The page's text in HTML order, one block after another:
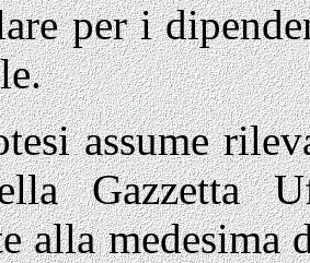
per i
assume
Gazzetta
alla medesima